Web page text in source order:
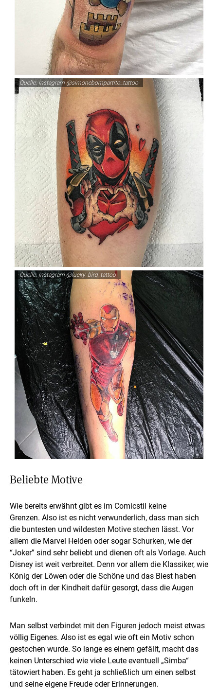
Quelle: Instagram @simonebompartito_tattoo
Quelle: Instagram @lucky_bird_tattoo
Beliebte Motive
Wie bereits erwähnt gibt es im Comicstil keine
Grenzen. Also ist es nicht verwunderlich, dass man sich
die buntesten und wildesten Motive stechen lässt. Vor
allem die Marvel Helden oder sogar Schurken, wie der
“Joker” sind sehr beliebt und dienen oft als Vorlage. Auch
Disney ist weit verbreitet. Denn vor allem die Klassiker, wie
König der Löwen oder die Schöne und das Biest haben
doch oft in der Kindheit dafür gesorgt, dass die Augen
funkeln.
Man selbst verbindet mit den Figuren jedoch meist etwas
völlig Eigenes. Also ist es egal wie oft ein Motiv schon
gestochen wurde. So lange es einem gefällt, macht das
keinen Unterschied wie viele Leute eventuell „Simba“
tätowiert haben. Es geht ja schließlich um einen selbst
und seine eigene Freude oder Erinnerungen.